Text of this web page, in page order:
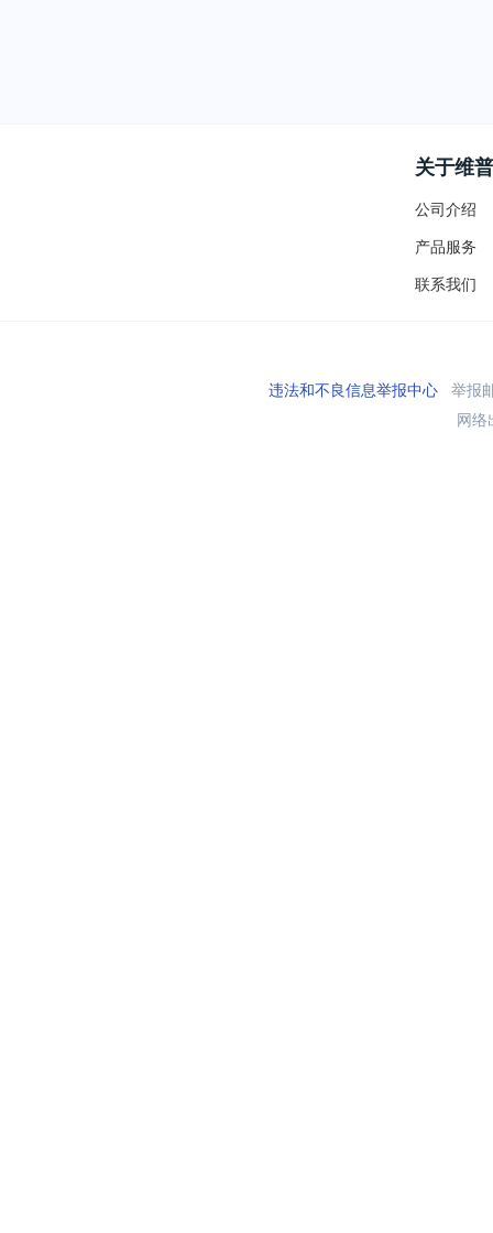
关于维普
公司介绍
产品服务
联系我们
违法和不良信息举报中心举报
网